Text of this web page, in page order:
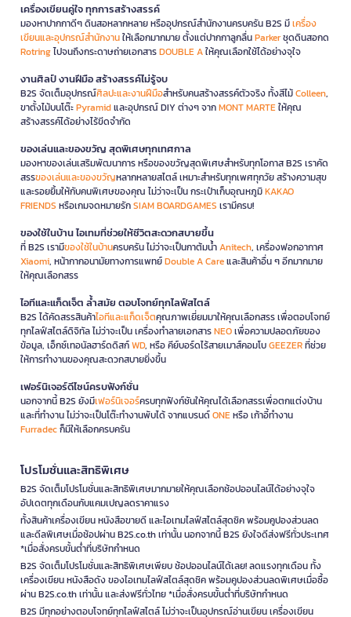
เครื่องเขียนคู่ใจ ทุกการสร้างสรรค์
มองหาปากกาดีๆ ดินสอหลากหลาย หรืออุปกรณ์สำนักงานครบครัน B2S มีเครื่อง
เขียนและอุปกรณ์สำนักงานให้เลือกมากมาย ตั้งแต่ปากกาลูกลื่นParkerชุดดินสอกด
Rotringไปจนถึงกระดาษถ่ายเอกสารDOUBLE Aให้คุณเลือกใช้ได้อย่างจุใจ
งานศิลป์ งานฝีมือ สร้างสรรค์ไม่รู้จบ
B2S จัดเต็มอุปกรณ์ศิลปะและงานฝีมือสำหรับคนสร้างสรรค์ตัวจริง ทั้งสีไม้Colleen,
ขาตั้งไม้บนโต๊ะPyramidและอุปกรณ์ DIY ต่างๆ จากMONT MARTEให้คุณ
สร้างสรรค์ได้อย่างไร้ขีดจำกัด
ของเล่นและของขวัญ สุดพิเศษทุกเทศกาล
มองหาของเล่นเสริมพัฒนาการ หรือของขวัญสุดพิเศษสำหรับทุกโอกาส B2S เราคัด
สรรของเล่นและของขวัญหลากหลายสไตล์ เหมาะสำหรับทุกเพศทุกวัย สร้างความสุข
และรอยยิ้มให้กับคนพิเศษของคุณ ไม่ว่าจะเป็น กระเป๋าเก็บอุณหภูมิKAKAO
FRIENDS หรือเกมจดหมายรักSIAM BOARDGAMES เรามีครบ!
ของใช้ในบ้าน ไอเทมที่ช่วยให้ชีวิตสะดวกสบายขึ้น
ที่ B2S เรามีของใช้ในบ้านครบครัน ไม่ว่าจะเป็นกาต้มน้ำAnitech, เครื่องฟอกอากาศ
Xiaomi, หน้ากากอนามัยทางการแพทย์Double A Careและสินค้าอื่น ๆ อีกมากมาย
ให้คุณเลือกสรร
ไอทีและแก็ดเจ็ต ล้ำสมัย ตอบโจทย์ทุกไลฟ์สไตล์
B2S ได้คัดสรรสินค้าไอทีและแก็ดเจ็ตคุณภาพเยี่ยมมาให้คุณเลือกสรร เพื่อตอบโจทย์
ทุกไลฟ์สไตล์ดิจิทัล ไม่ว่าจะเป็น เครื่องทำลายเอกสารNEOเพื่อความปลอดภัยของ
ข้อมูล, เอ็กซ์เทอนัลฮาร์ดดิสก์WD, หรือ คีย์บอร์ดไร้สายเมาส์คอมโบGEEZERที่ช่วย
ให้การทำงานของคุณสะดวกสบายยิ่งขึ้น
เฟอร์นิเจอร์ดีไซน์ครบฟังก์ชั่น
นอกจากนี้ B2S ยังมีเฟอร์นิเจอร์ครบทุกฟังก์ชันให้คุณได้เลือกสรรเพื่อตกแต่งบ้าน
และที่ทำงาน ไม่ว่าจะเป็นโต๊ะทำงานพับได้ จากแบรนด์ONEหรือ เก้าอี้ทำงาน
Furradecก็มีให้เลือกครบครัน
โปรโมชั่นและสิทธิพิเศษ
B2S จัดเต็มโปรโมชั่นและสิทธิพิเศษมากมายให้คุณเลือกช้อปออนไลน์ได้อย่างจุใจ
อัปเดตทุกเดือนกับแคมเปญลดราคาแรง
ทั้งสินค้าเครื่องเขียน หนังสือขายดี และไอเทมไลฟ์สไตล์สุดชิค พร้อมคูปองส่วนลด
และดีลพิเศษเมื่อช้อปผ่าน B2S.co.th เท่านั้น นอกจากนี้ B2S ยังใจดีส่งฟรีทั่วประเทศ
*เมื่อสั่งครบขั้นต่ำที่บริษัทกำหนด
B2S จัดเต็มโปรโมชั่นและสิทธิพิเศษเพียบ ช้อปออนไลน์ได้เลย! ลดแรงทุกเดือน ทั้ง
เครื่องเขียน หนังสือดัง ของไอเทมไลฟ์สไตล์สุดชิค พร้อมคูปองส่วนลดพิเศษเมื่อซื้อ
ผ่าน B2S.co.th เท่านั้น และส่งฟรีทั่วไทย *เมื่อสั่งครบขั้นต่ำที่บริษัทกำหนด
B2S มีทุกอย่างตอบโจทย์ทุกไลฟ์สไตล์ ไม่ว่าจะเป็นอุปกรณ์อ่านเขียน เครื่องเขียน